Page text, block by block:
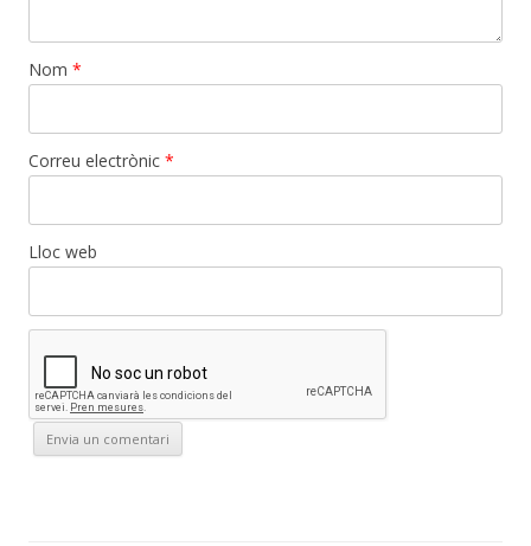
Nom *
Correu electrònic *
Lloc web